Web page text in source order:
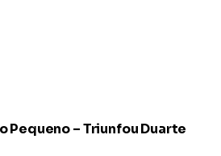
Pequeno – Triunfou Duarte